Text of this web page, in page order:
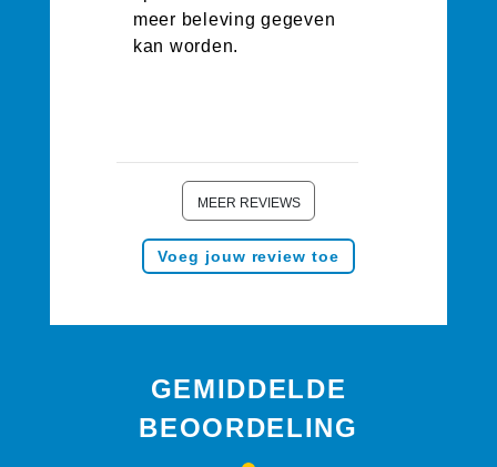
meer beleving gegeven
kan worden.
MEER REVIEWS
Voeg jouw review toe
GEMIDDELDE
BEOORDELING